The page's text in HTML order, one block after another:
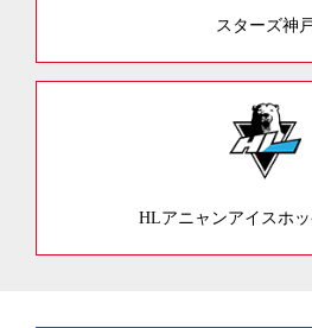
スターズ神
HLアニャンアイスホ